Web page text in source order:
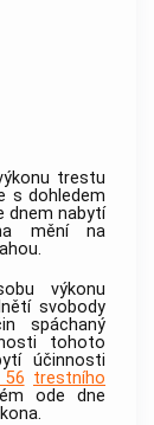
trestu
s dohledem
dnem nabytí
mění na
výkonu
svobody
spáchaný
tohoto
účinnosti
trestního
ode dne